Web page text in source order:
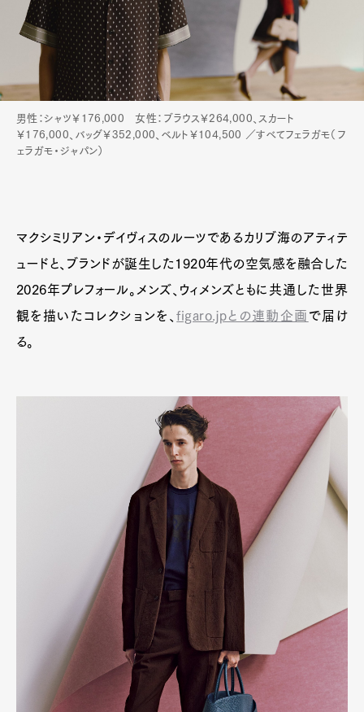
Art&Design WatchFashion
Gourmet
Product Culture Lifestyle
男性：シャツ￥176,000 女性：ブラウス￥264,000、スカート
￥176,000、バッグ￥352,000、ベルト￥104,500 ／すべてフェラガモ（フ
ェラガモ・ジャパン）
マクシミリアン・デイヴィスのルーツであるカリブ海のアティテ
ュードと、ブランドが誕生した1920年代の空気感を融合した
2026年プレフォール。メンズ、ウィメンズともに共通した世界
観を描いたコレクションを、figaro.jpとの連動企画 で届け
る。